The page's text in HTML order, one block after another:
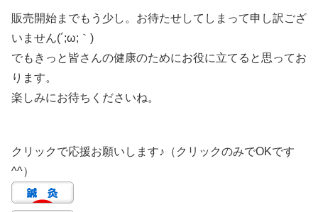
販売開始までもう少し。お待たせしてしまって申し訳ござ
いません(´;ω;｀)
でもきっと皆さんの健康のためにお役に立てると思ってお
ります。
楽しみにお待ちくださいね。
クリックで応援お願いします♪（クリックのみでOKです
^^）